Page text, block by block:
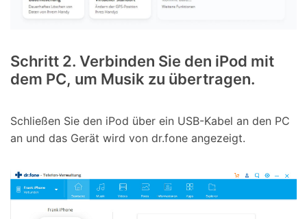
Schritt 2. Verbinden Sie den iPod mit
dem PC, um Musik zu übertragen.
Schließen Sie den iPod über ein USB-Kabel an den PC
an und das Gerät wird von dr.fone angezeigt.